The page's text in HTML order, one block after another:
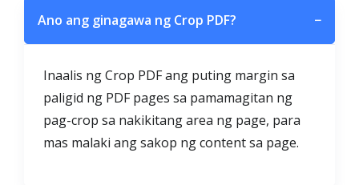
Ano ang ginagawa ng Crop PDF? −
Inaalis ng Crop PDF ang puting margin sa
paligid ng PDF pages sa pamamagitan ng
pag-crop sa nakikitang area ng page, para
mas malaki ang sakop ng content sa page.